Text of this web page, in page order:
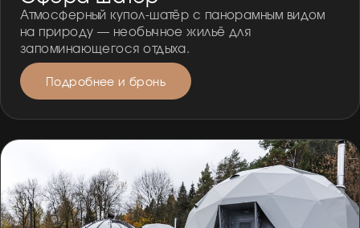
Атмосферный купол-шатёр с панорамным видом
на природу — необычное жильё для
запоминающегося отдыха.
Подробнее и бронь